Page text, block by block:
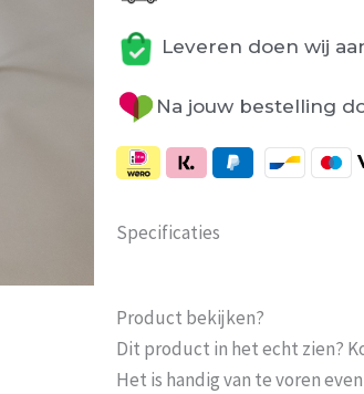
Leveren doen wij
Na jouw bestelling
Specificaties
Product bekijken?
Dit product in het echt zien?
Het is handig van te voren